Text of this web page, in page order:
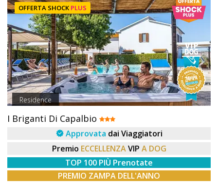
OFFERTA SHOCK PLUS
Residence
I Briganti Di Capalbio
Approvata dai Viaggiatori
Premio ECCELLENZA VIP A DOG
TOP 100 PIÙ Prenotate
PREMIO ZAMPA DELL'ANNO